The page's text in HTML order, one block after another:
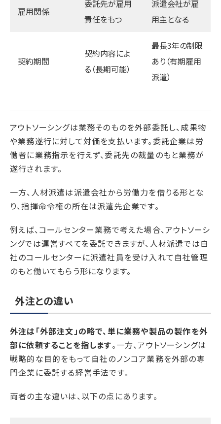
雇用関係
委託先が雇用
責任をもつ
派遣会社が雇
用主となる
契約期間
契約内容によ
る（長期可能）
最長3年の制限
あり（有期雇用
派遣）
アウトソーシングは業務そのものを外部委託し、成果物
や業務遂行に対して対価を支払います。委託企業は労
働者に業務指示を行えず、委託先の裁量のもと業務が
遂行されます。
一方、人材派遣は派遣会社から労働力を借りる形とな
り、指揮命令権の所在は派遣先企業です。
例えば、コールセンター業務で考えた場合、アウトソーシ
ングでは運営すべてを委託できますが、人材派遣では自
社のコールセンターに派遣社員を受け入れて自社管理
のもと働いてもらう形になります。
外注との違い
外注は「外部注文」の略で、単に業務や製品の製作を外
部に依頼することを指します。一方、アウトソーシングは
戦略的な目的をもって自社のノンコア業務を外部の専
門企業に委託する経営手法です。
両者の主な違いは、以下の点にあります。